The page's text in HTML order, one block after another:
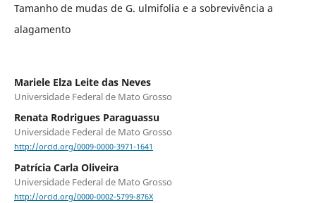
Tamanho de mudas de G. ulmifolia e a sobrevivência a
alagamento
Mariele Elza Leite das Neves
Universidade Federal de Mato Grosso
Renata Rodrigues Paraguassu
Universidade Federal de Mato Grosso
http://orcid.org/0009-0000-3971-1641
Patrícia Carla Oliveira
Universidade Federal de Mato Grosso
http://orcid.org/0000-0002-5799-876X